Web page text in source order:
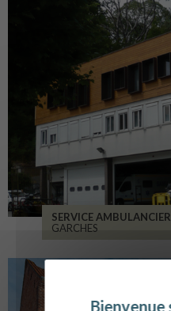
SERVICE AMBULANCIER
GARCHES